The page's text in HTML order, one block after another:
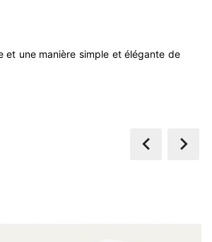
et une manière simple et élégante de
 